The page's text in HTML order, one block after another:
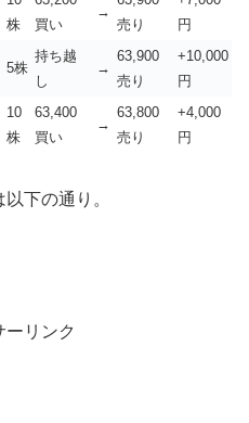
株
買い
→
売り
円
5株
持ち越
し
→
63,900
売り
+10,000
円
10
株
63,400
買い
→
63,800
売り
+4,000
円
下の通り。
ーリンク